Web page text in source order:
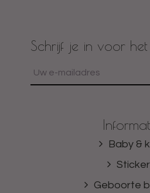
Schrijf je in voor
Baby &
Geboorte